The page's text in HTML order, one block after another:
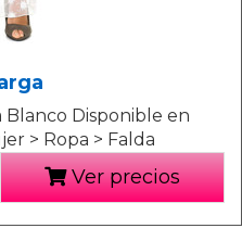
Blanco Disponible en
> Ropa > Falda
Ver precios